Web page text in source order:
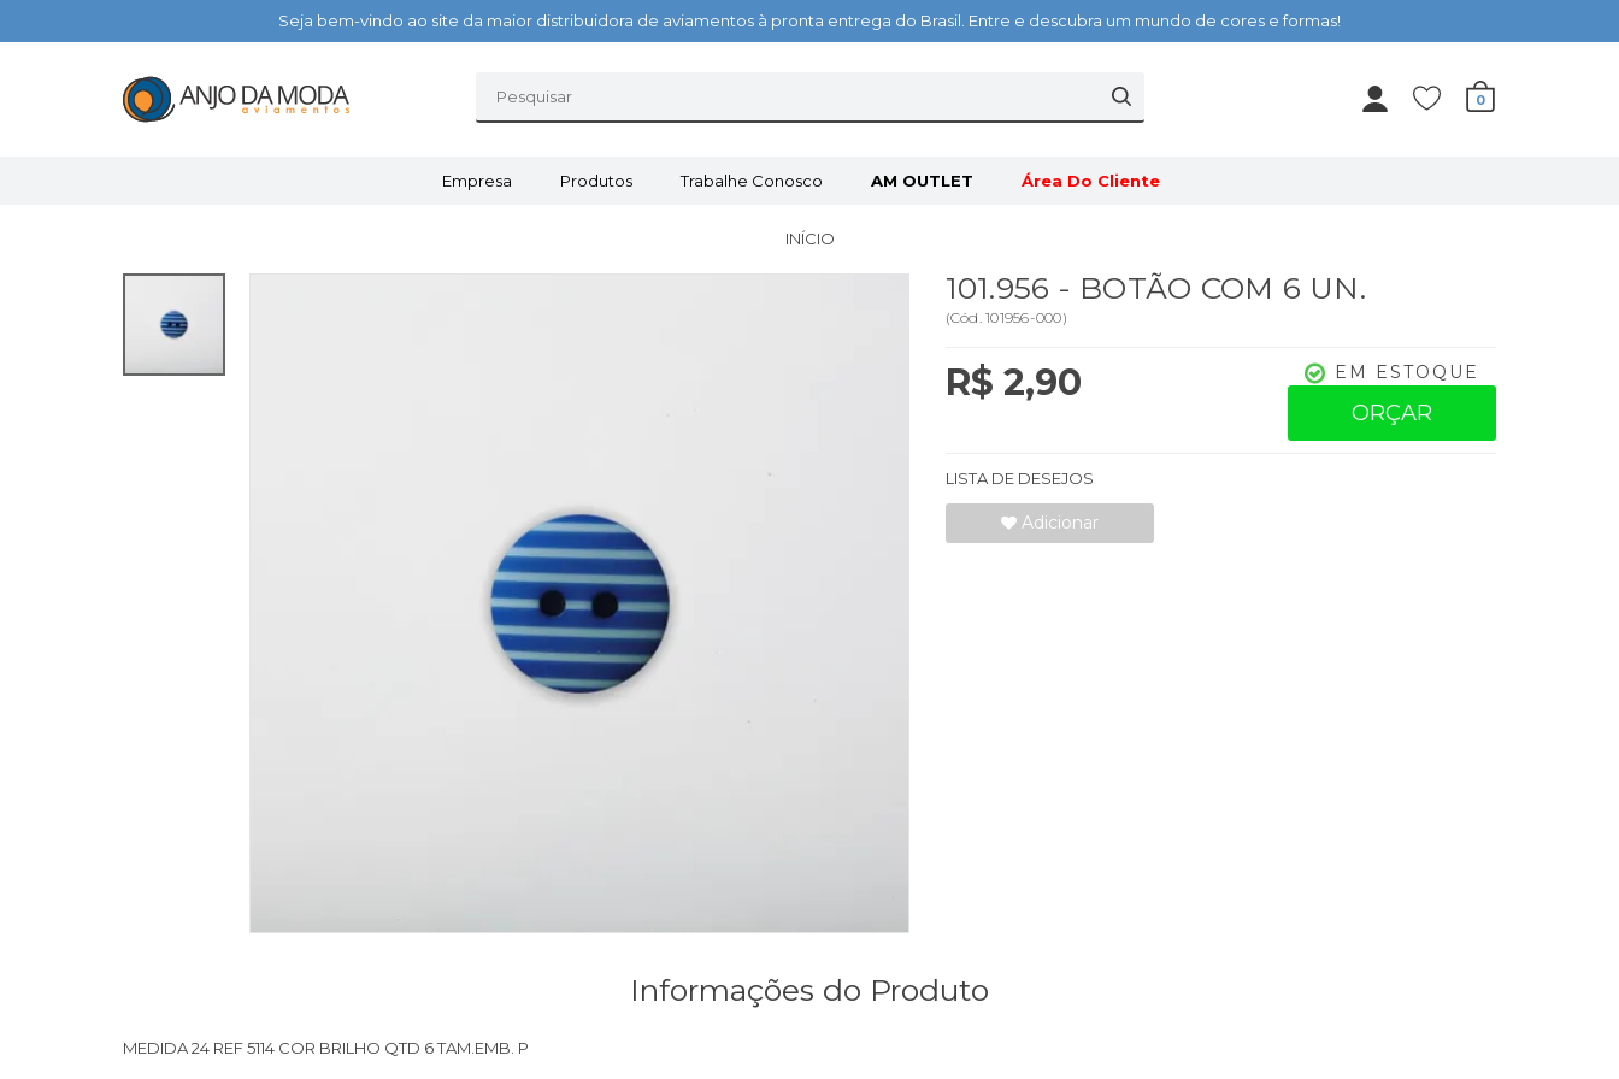
Seja bem-vindo ao site da maior distribuidora de aviamentos à pronta entrega do Brasil. Entre e descubra um mundo de cores e formas!
0
Empresa Produtos Trabalhe Conosco AM OUTLET Área Do Cliente
INÍCIO
101.956 - BOTÃO COM 6 UN.
(Cód. 101956-000)
R$ 2,90 EM ESTOQUE
ORÇAR
LISTA DE DESEJOS
Adicionar
Informações do Produto
MEDIDA 24 REF 5114 COR BRILHO QTD 6 TAM.EMB. P